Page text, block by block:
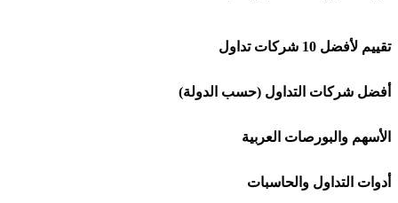
تقييم لأفضل 10 شركات تداول
شركة Capital.com
افاتريد AvaTrade
اكسنس Exness
أفضل شركات التداول (حسب الدولة)
شركات تداول في السعودية
شركات تداول في الإمارات
الأسهم والبورصات العربية
🌍 كل البورصات العربية
أدوات التداول والحاسبات